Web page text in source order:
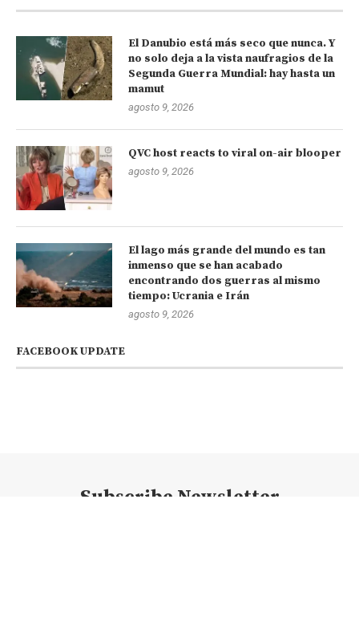
El Danubio está más seco que nunca. Y
no solo deja a la vista naufragios de la
Segunda Guerra Mundial: hay hasta un
mamut
agosto 9, 2026
QVC host reacts to viral on-air blooper
agosto 9, 2026
El lago más grande del mundo es tan
inmenso que se han acabado
encontrando dos guerras al mismo
tiempo: Ucrania e Irán
agosto 9, 2026
FACEBOOK UPDATE
Subscribe Newsletter